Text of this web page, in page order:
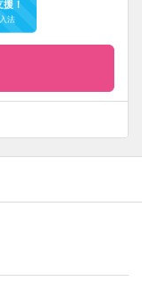
援！
法